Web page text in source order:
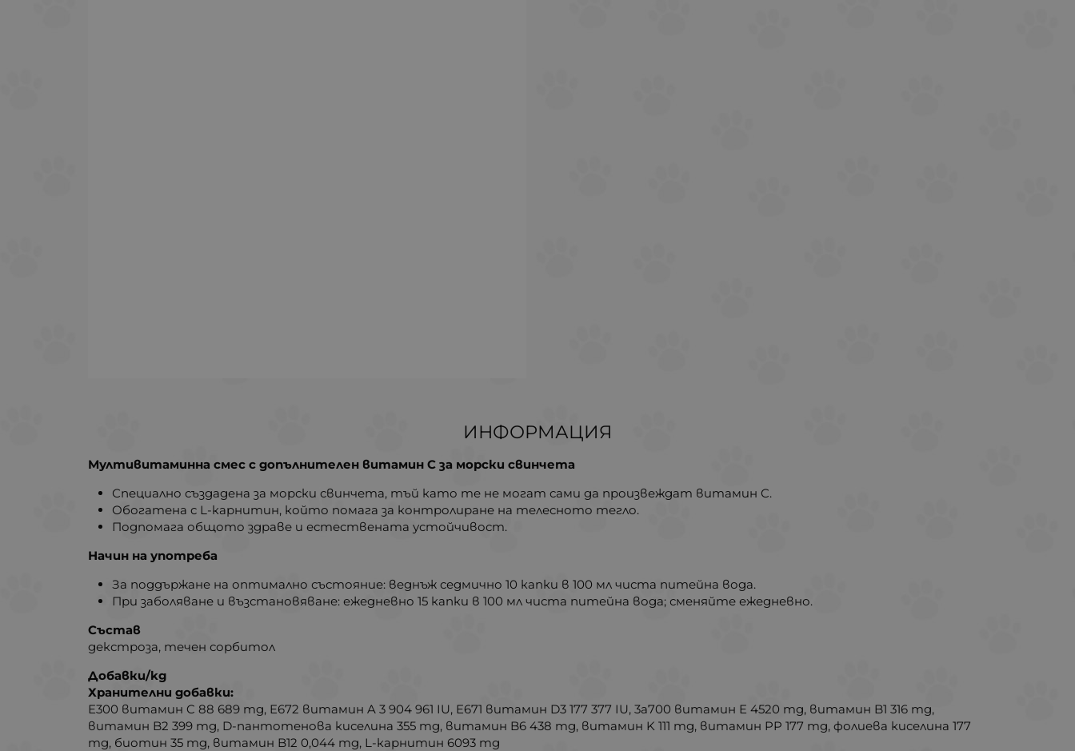
ИНФОРМАЦИЯ
Мултивитаминна смес с допълнителен витамин C за морски свинчета
Специално създадена за морски свинчета, тъй като те не могат сами да произвеждат витамин C.
Обогатена с L-карнитин, който помага за контролиране на телесното тегло.
Подпомага общото здраве и естествената устойчивост.
Начин на употреба
За поддържане на оптимално състояние: веднъж седмично 10 капки в 100 мл чиста питейна вода.
При заболяване и възстановяване: ежедневно 15 капки в 100 мл чиста питейна вода; сменяйте ежедневно.
Състав
декстроза, течен сорбитол
Добавки/kg
Хранителни добавки:
E300 витамин C 88 689 mg, E672 витамин A 3 904 961 IU, E671 витамин D3 177 377 IU, 3a700 витамин E 4520 mg, витамин B1 316 mg,
витамин B2 399 mg, D-пантотенова киселина 355 mg, витамин B6 438 mg, витамин K 111 mg, витамин PP 177 mg, фолиева киселина 177
mg, биотин 35 mg, витамин B12 0,044 mg, L-карнитин 6093 mg